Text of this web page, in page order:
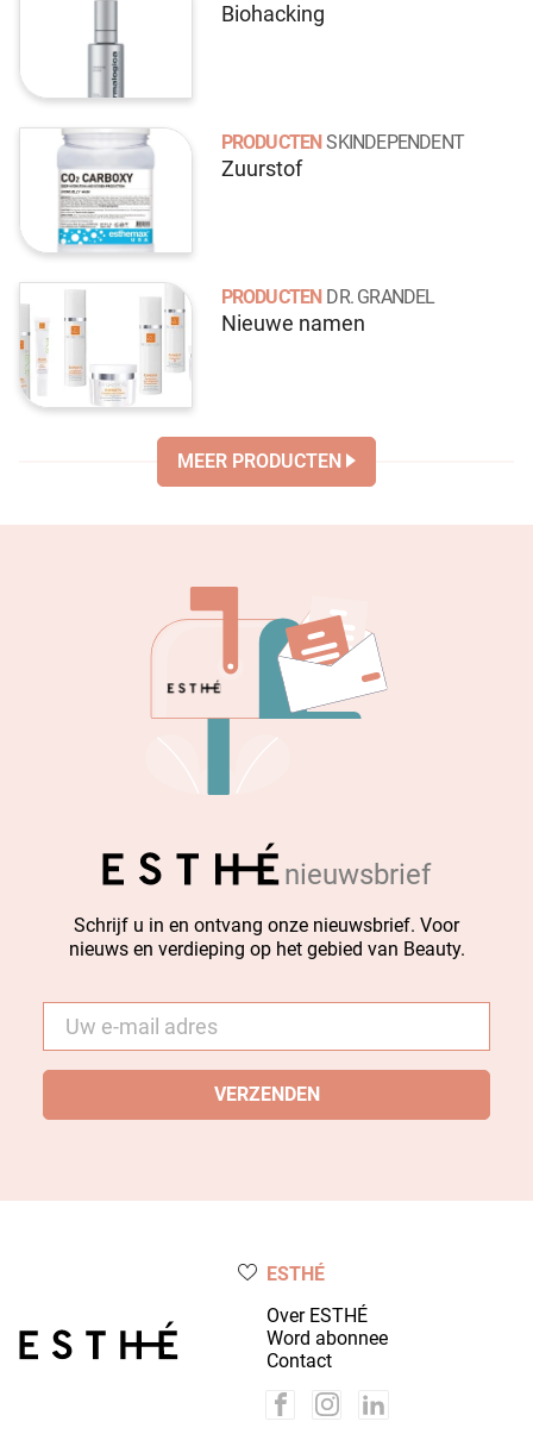
Biohacking
PRODUCTEN SKINDEPENDENT
Zuurstof
PRODUCTEN DR. GRANDEL
Nieuwe namen
MEER PRODUCTEN
nieuwsbrief
Schrijf u in en ontvang onze nieuwsbrief. Voor
nieuws en verdieping op het gebied van Beauty.
mail *
ESTHÉ
Over ESTHÉ
Word abonnee
Contact